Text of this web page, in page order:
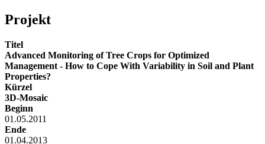
Projekt
Titel
Advanced Monitoring of Tree Crops for Optimized
Management - How to Cope With Variability in Soil and Plant
Properties?
Kürzel
3D-Mosaic
Beginn
01.05.2011
Ende
01.04.2013